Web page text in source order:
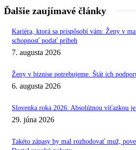
Ďalšie zaujímavé články
Kariéra, ktorá sa prispôsobí vám: Ženy v
schopnosť podať príbeh
7. augusta 2026
Ženy v biznise potrebujeme. Štát ich
6. augusta 2026
Slovenka roka 2026: Absolútnou víťazkou
29. júna 2026
Takéto zápasy by mal rozhodovať muž,